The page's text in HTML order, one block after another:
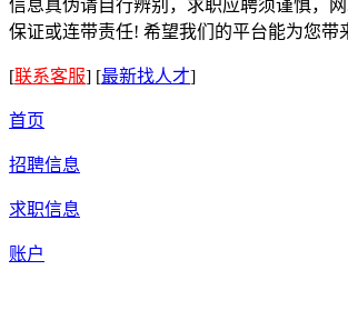
信息真伪请自行辨别，求职应聘须谨慎，
保证或连带责任! 希望我们的平台能为您带
[联系客服] [最新找人才]
首页
招聘信息
求职信息
账户